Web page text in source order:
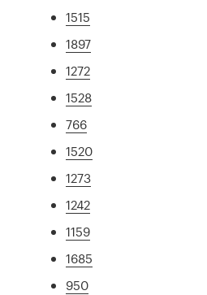
1515
1897
1272
1528
766
1520
1273
1242
1159
1685
950